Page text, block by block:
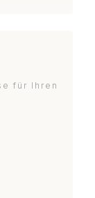
für Ihren